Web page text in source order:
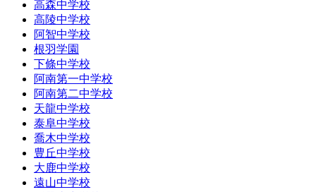
高森中学校
高陵中学校
阿智中学校
根羽学園
下條中学校
阿南第一中学校
阿南第二中学校
天龍中学校
泰阜中学校
喬木中学校
豊丘中学校
大鹿中学校
遠山中学校